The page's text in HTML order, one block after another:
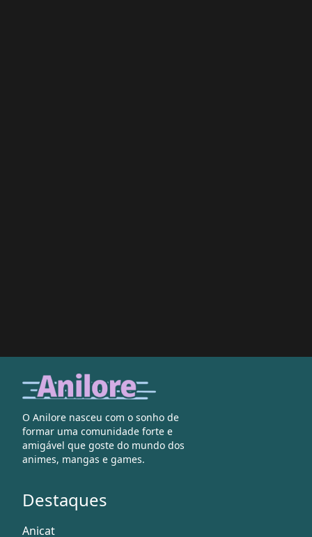
O Anilore nasceu com o sonho de
formar uma comunidade forte e
amigável que goste do mundo dos
animes, mangas e games.
Destaques
Anicat